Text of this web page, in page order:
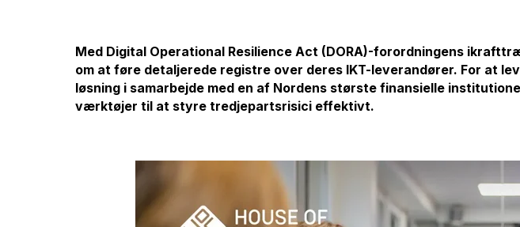
Med Digital Operational Resilience Act (DORA)-forordningens
om at føre detaljerede registre over deres IKT-leverandører. For at
løsning i samarbejde med en af Nordens største finansielle
værktøjer til at styre tredjepartsrisici effektivt.